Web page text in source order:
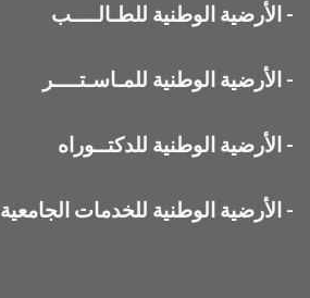
- الأرضية الوطنية للطـالــــب
- الأرضية الوطنية للمـاسـتــــر
- الأرضية الوطنية للدكتــوراه
- الأرضية الوطنية للخدمات الجامعية